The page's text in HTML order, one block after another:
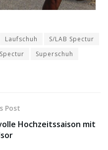
Laufschuh
S/LAB Spectur
Spectur
Superschuh
Post
Hochzeitssaison mit